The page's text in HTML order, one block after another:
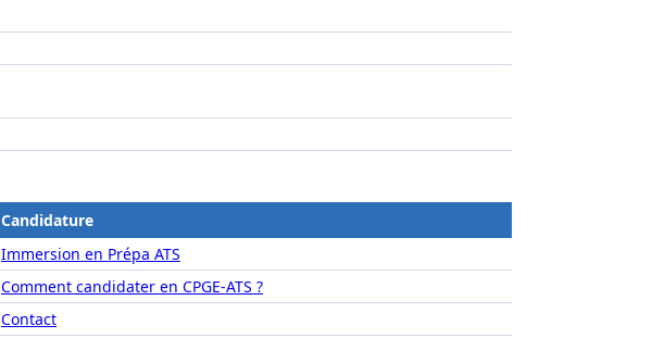
Candidature
Immersion en Prépa ATS
Comment candidater en CPGE-ATS ?
Contact